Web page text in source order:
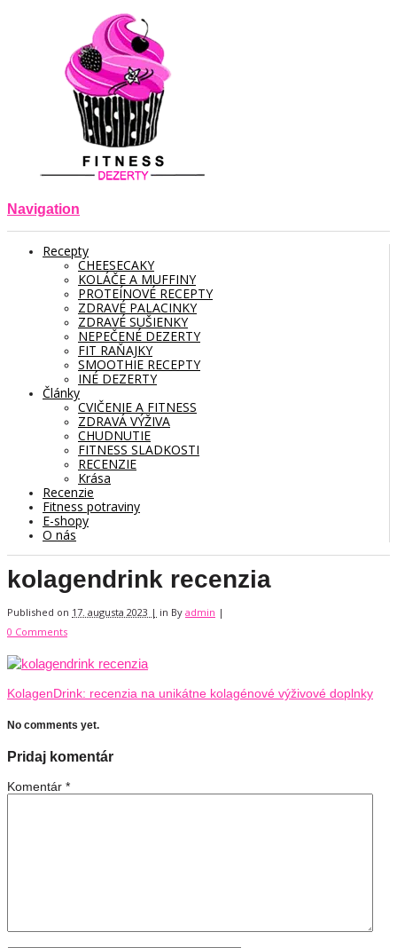
Navigation
Recepty
CHEESECAKY
KOLÁČE A MUFFINY
PROTEÍNOVÉ RECEPTY
ZDRAVÉ PALACINKY
ZDRAVÉ SUŠIENKY
NEPEČENÉ DEZERTY
FIT RAŇAJKY
SMOOTHIE RECEPTY
INÉ DEZERTY
Články
CVIČENIE A FITNESS
ZDRAVÁ VÝŽIVA
CHUDNUTIE
FITNESS SLADKOSTI
RECENZIE
Krása
Recenzie
Fitness potraviny
E-shopy
O nás
kolagendrink recenzia
Published on 17. augusta 2023 | in By admin |
0 Comments
KolagenDrink: recenzia na unikátne kolagénové výživové doplnky
No comments yet.
Pridaj komentár
Komentár *